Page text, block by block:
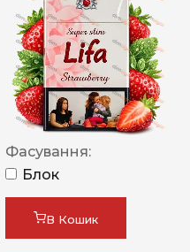
Фасування:
Блок
В Кошик